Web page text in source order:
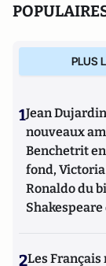
PLUS
1Jean
nouveaux
Benchetrit
fond,
Ronaldo du
2Les